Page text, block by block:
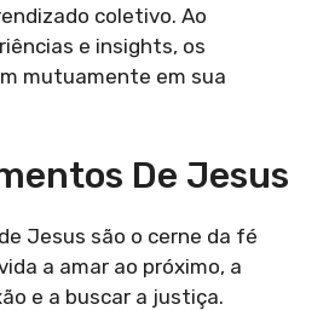
coletivo. Ao
e insights, os
mutuamente em sua
De Jesus
Jesus são o cerne da fé
a amar ao próximo, a
e a buscar a justiça.